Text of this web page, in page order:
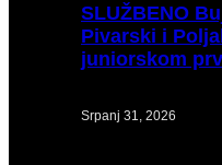
SLUŽBENO
Pivarski i
juniorskom
Srpanj 31, 2026